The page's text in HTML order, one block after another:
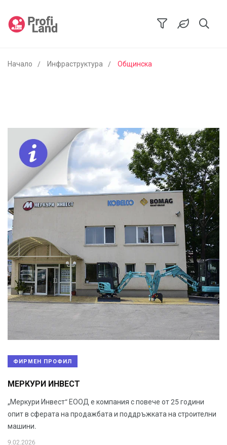
Начало Инфраструктура Общинска
ФИРМЕН ПРОФИЛ
МЕРКУРИ ИНВЕСТ
„Меркури Инвест“ ЕООД е компания с повече от 25 години
опит в сферата на продажбата и поддръжката на строителни
машини.
9.02.2026